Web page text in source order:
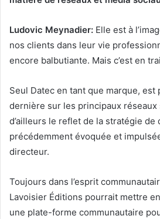
Ludovic Meynadier: Elle est à
nos clients dans leur vie
encore balbutiante. Mais c’est en
Seul Datec en tant que marque, est
dernière sur les principaux réseaux
d’ailleurs le reflet de la stratégie de
précédemment évoquée et
directeur.
Toujours dans l’esprit
Lavoisier Éditions pourrait mettre
une plate-forme communautaire